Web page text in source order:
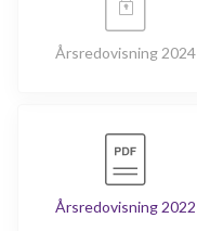
Årsredovisning 2024
Årsredovisning 2022